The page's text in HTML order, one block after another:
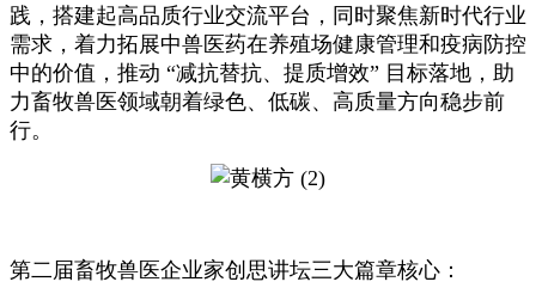
践，搭建起高品质行业交流平台，同时聚焦新时代行业
需求，着力拓展中兽医药在养殖场健康管理和疫病防控
中的价值，推动 “减抗替抗、提质增效” 目标落地，助
力畜牧兽医领域朝着绿色、低碳、高质量方向稳步前
行。
第二届畜牧兽医企业家创思讲坛三大篇章核心：